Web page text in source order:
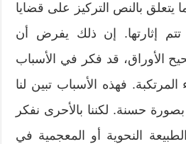
بالنص التركيز على قضايا
تتم إثارتها. إن ذلك يفرض أن
الأوراق، قد فكر في الأسباب
فهذه الأسباب تبين لنا
حسنة. لكننا بالأحرى نفكر
النحوية أو المعجمية في